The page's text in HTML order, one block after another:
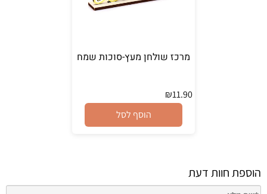
מרכז שולחן מעץ-סוכות שמח
₪11.90
הוסף לסל
הוספת חוות דעת